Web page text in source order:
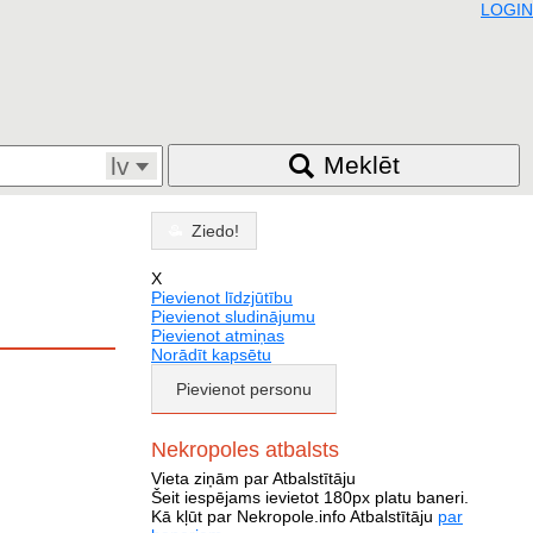
LOGIN
lv Meklēt
Ziedo!
X
Pievienot līdzjūtību
Pievienot sludinājumu
Pievienot atmiņas
Norādīt kapsētu
Pievienot personu
Nekropoles atbalsts
Vieta ziņām par Atbalstītāju
Šeit iespējams ievietot 180px platu baneri.
Kā kļūt par Nekropole.info Atbalstītāju par